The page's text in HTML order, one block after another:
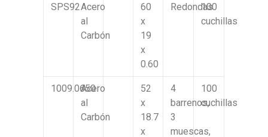
SPS92Acero
al
Carbón
60
x
19
x
0.60
Redondas
100
cuchillas
1009.0650
Acero
al
Carbón
52
x
18.7
x
4
barrenos,
3
muescas,
100
cuchillas